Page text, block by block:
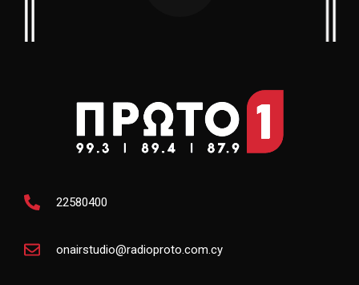
22580400
onairstudio@radioproto.com.cy